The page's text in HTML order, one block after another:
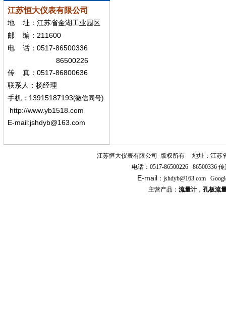
江苏恒大仪表有限公司
地
址：江苏省金湖工业园区
邮
编： 211600
电 话： 0517-86500336
86500226
传 真： 0517-86800636
联系人：杨经理
手机 ： 13915187193(微信同号)
http://www.yb1518.com
E-mail:jshdyb@163.com
江苏恒大仪表有限公司 版权所有
地址：江苏
电话： 0517-86500226 86500336 传
E-mail ： jshdyb@163.com
主营产品： 流量计， 孔板流